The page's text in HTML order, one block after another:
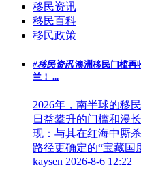
移民资讯
移民百科
移民政策
#移民资讯澳洲移民门槛再
兰！ ...
2026年，南半球的移
日益攀升的门槛和漫
现：与其在红海中厮
路径更确定的“宝藏
kaysen 2026-8-6 12:22